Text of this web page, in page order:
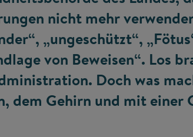
nicht mehr
„ungeschützt“,
von Beweisen“. Los
Doch was
dem Gehirn und mit einer